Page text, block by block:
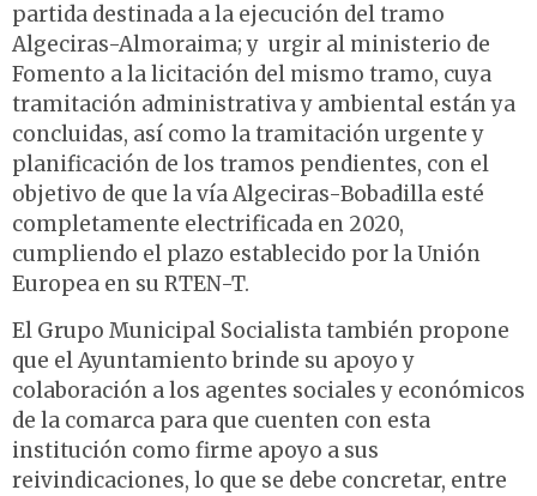
partida destinada a la ejecución del tramo
Algeciras-Almoraima; y urgir al ministerio de
Fomento a la licitación del mismo tramo, cuya
tramitación administrativa y ambiental están ya
concluidas, así como la tramitación urgente y
planificación de los tramos pendientes, con el
objetivo de que la vía Algeciras-Bobadilla esté
completamente electrificada en 2020,
cumpliendo el plazo establecido por la Unión
Europea en su RTEN-T.
El Grupo Municipal Socialista también propone
que el Ayuntamiento brinde su apoyo y
colaboración a los agentes sociales y económicos
de la comarca para que cuenten con esta
institución como firme apoyo a sus
reivindicaciones, lo que se debe concretar, entre